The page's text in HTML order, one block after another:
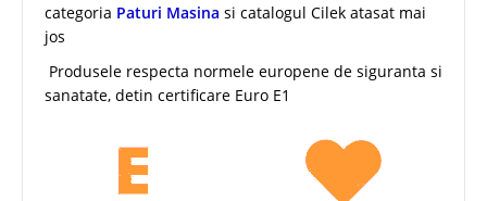
categoria Paturi Masina si catalogul Cilek atasat mai
jos
Produsele respecta normele europene de siguranta si
sanatate, detin certificare Euro E1